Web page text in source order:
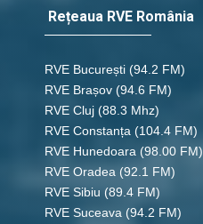
Rețeaua RVE România
RVE București (94.2 FM)
RVE Brașov (94.6 FM)
RVE Cluj (88.3 Mhz)
RVE Constanța (104.4 FM)
RVE Hunedoara (98.00 FM)
RVE Oradea (92.1 FM)
RVE Sibiu (89.4 FM)
RVE Suceava (94.2 FM)